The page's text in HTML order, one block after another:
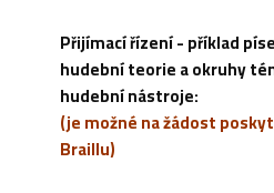
Přijímací řízení - příklad
hudební teorie a okruhy
hudební nástroje:
(je možné na žádost
Braillu)